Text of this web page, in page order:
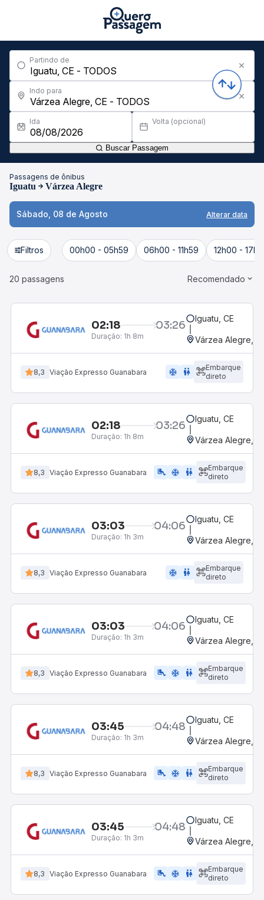
Partindo de
Indo para
Ida Volta (opcional)
Buscar Passagem
Passagens de ônibus
Iguatu Várzea Alegre
Sábado, 08 de Agosto Alterar data
Filtros 00h00 - 05h59 06h00 - 11h59 12h00 -
20 passagens Recomendado
02:18 03:26
Duração: 1h 8m
Iguatu, CE
Várzea Alegre,
8,3 Viação Expresso Guanabara ac_unit wc
Embarque
direto
02:18 03:26
Duração: 1h 8m
Iguatu, CE
Várzea Alegre,
8,3 Viação Expresso Guanabara airline_seat_legroom_extra ac_unit wc
Embarque
direto
03:03 04:06
Duração: 1h 3m
Iguatu, CE
Várzea Alegre,
8,3 Viação Expresso Guanabara ac_unit wc
Embarque
direto
03:03 04:06
Duração: 1h 3m
Iguatu, CE
Várzea Alegre,
8,3 Viação Expresso Guanabara airline_seat_legroom_extra ac_unit wc
Embarque
direto
03:45 04:48
Duração: 1h 3m
Iguatu, CE
Várzea Alegre,
8,3 Viação Expresso Guanabara airline_seat_legroom_extra ac_unit wc
Embarque
direto
03:45 04:48
Duração: 1h 3m
Iguatu, CE
Várzea Alegre,
8,3 Viação Expresso Guanabara airline_seat_legroom_extra ac_unit wc
Embarque
direto